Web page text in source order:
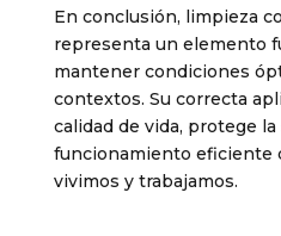
En conclusión, limpieza
representa un elemento
mantener condiciones
contextos. Su correcta
calidad de vida, protege
funcionamiento eficiente
vivimos y trabajamos.